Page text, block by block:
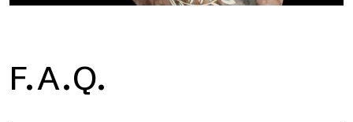
Diese Bodenoberfläche, widerstandsfähig und leicht (PEI 4;
R10), wurde entwickelt, um Leistung und Praktikabilität zu
F.A.Q.